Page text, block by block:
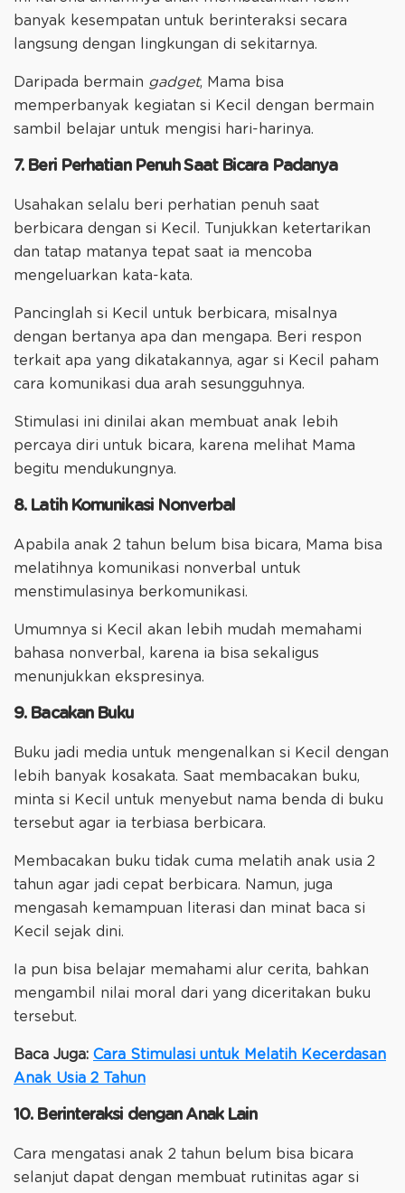
banyak kesempatan untuk berinteraksi secara
langsung dengan lingkungan di sekitarnya.
Daripada bermain gadget, Mama bisa
memperbanyak kegiatan si Kecil dengan bermain
sambil belajar untuk mengisi hari-harinya.
7. Beri Perhatian Penuh Saat Bicara Padanya
Usahakan selalu beri perhatian penuh saat
berbicara dengan si Kecil. Tunjukkan ketertarikan
dan tatap matanya tepat saat ia mencoba
mengeluarkan kata-kata.
Pancinglah si Kecil untuk berbicara, misalnya
dengan bertanya apa dan mengapa. Beri respon
terkait apa yang dikatakannya, agar si Kecil paham
cara komunikasi dua arah sesungguhnya.
Stimulasi ini dinilai akan membuat anak lebih
percaya diri untuk bicara, karena melihat Mama
begitu mendukungnya.
8. Latih Komunikasi Nonverbal
Apabila anak 2 tahun belum bisa bicara, Mama bisa
melatihnya komunikasi nonverbal untuk
menstimulasinya berkomunikasi.
Umumnya si Kecil akan lebih mudah memahami
bahasa nonverbal, karena ia bisa sekaligus
menunjukkan ekspresinya.
9. Bacakan Buku
Buku jadi media untuk mengenalkan si Kecil dengan
lebih banyak kosakata. Saat membacakan buku,
minta si Kecil untuk menyebut nama benda di buku
tersebut agar ia terbiasa berbicara.
Membacakan buku tidak cuma melatih anak usia 2
tahun agar jadi cepat berbicara. Namun, juga
mengasah kemampuan literasi dan minat baca si
Kecil sejak dini.
Ia pun bisa belajar memahami alur cerita, bahkan
mengambil nilai moral dari yang diceritakan buku
tersebut.
Baca Juga: Cara Stimulasi untuk Melatih Kecerdasan
Anak Usia 2 Tahun
10. Berinteraksi dengan Anak Lain
Cara mengatasi anak 2 tahun belum bisa bicara
selanjut dapat dengan membuat rutinitas agar si